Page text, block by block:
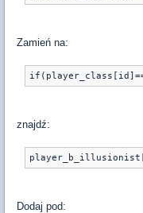
Zamień na:
znajdź:
Dodaj pod: